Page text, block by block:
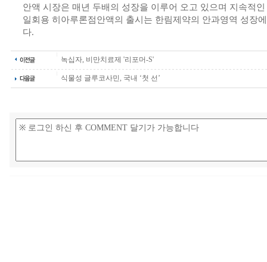
안액 시장은 매년 두배의 성장을 이루어 오고 있으며 지속적
일회용 히아루론점안액의 출시는 한림제약의 안과영역 성장
다.
녹십자, 비만치료제 '리포머-S'
식물성 글루코사민, 국내 ‘첫 선’